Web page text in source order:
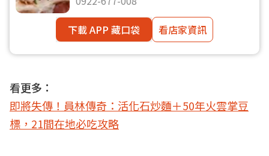
下載 APP 藏口袋
看店家資訊
看更多：
即將失傳！員林傳奇：活化石炒麵＋50年火雲掌豆
標，21間在地必吃攻略